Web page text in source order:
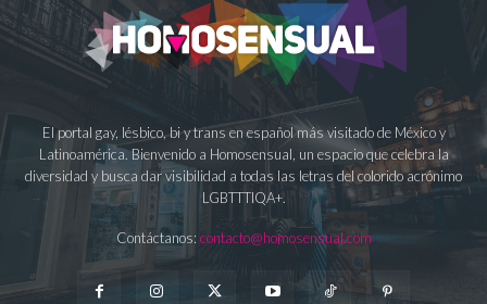
El portal gay, lésbico, bi y trans en español más visitado de México y
Latinoamérica. Bienvenido a Homosensual, un espacio que celebra la
diversidad y busca dar visibilidad a todas las letras del colorido acrónimo
LGBTTTIQA+.
Contáctanos: contacto@homosensual.com